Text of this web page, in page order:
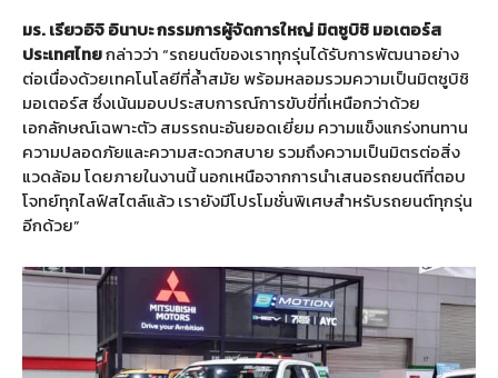
มร.เรียวอิจิอินาบะกรรมการผู้จัดการใหญ่มิตซูบิชิมอเตอร์ส
ประเทศไทยกล่าวว่า “รถยนต์ของเราทุกรุ่นได้รับการพัฒนาอย่าง
ต่อเนื่องด้วยเทคโนโลยีที่ล้ำสมัย พร้อมหลอมรวมความเป็นมิตซูบิชิ
มอเตอร์ส ซึ่งเน้นมอบประสบการณ์การขับขี่ที่เหนือกว่าด้วย
เอกลักษณ์เฉพาะตัว สมรรถนะอันยอดเยี่ยม ความแข็งแกร่งทนทาน
ความปลอดภัยและความสะดวกสบาย รวมถึงความเป็นมิตรต่อสิ่ง
แวดล้อม โดยภายในงานนี้ นอกเหนือจากการนำเสนอรถยนต์ที่ตอบ
โจทย์ทุกไลฟ์สไตล์แล้ว เรายังมีโปรโมชั่นพิเศษสำหรับรถยนต์ทุกรุ่น
อีกด้วย”